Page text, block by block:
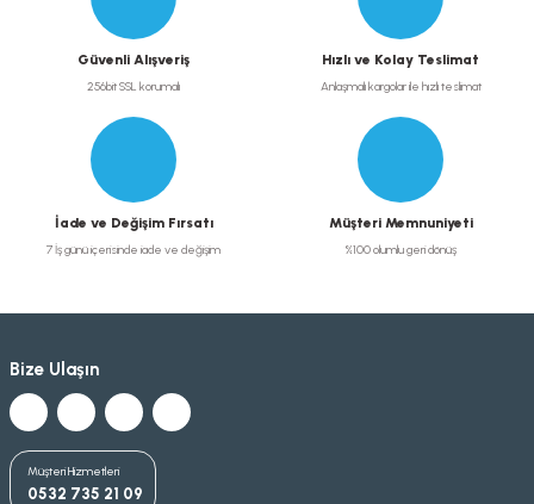
Güvenli Alışveriş
256bit SSL korumalı
Hızlı ve Kolay Teslimat
Anlaşmalı kargolar ile hızlı teslimat
İade ve Değişim Fırsatı
7 İş günü içerisinde iade ve değişim
Müşteri Memnuniyeti
%100 olumlu geri dönüş
Bize Ulaşın
Müşteri Hizmetleri
0532 735 21 09